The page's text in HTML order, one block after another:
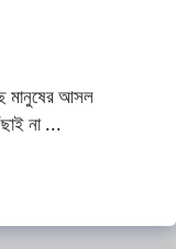
মানুষের আসল
না ...